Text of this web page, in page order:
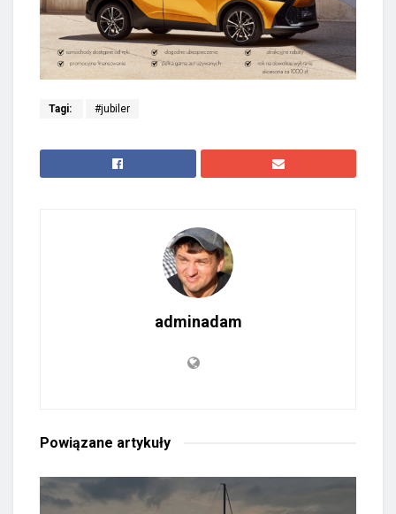
Tagi: #jubiler
adminadam
Powiązane artykuły